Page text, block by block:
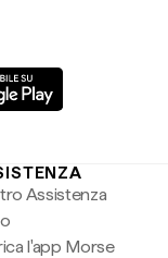
Assistenza
l'app Morse